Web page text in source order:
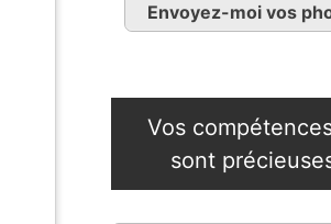
Envoyez-moi vos
Vos
sont